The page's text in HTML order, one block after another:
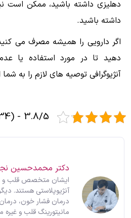
دهلیزی داشته باشید، ممکن است
داشته باشید.
اگر دارویی را همیشه مصرف می
دهید تا در مورد استفاده یا
آنژیوگرافی توصیه های لازم را به شما
3.8/5 - (34 امتیاز)
دکتر محمدحسین
ایشان متخصص قلب و
آنژیوپلاستی هستند.
درمان فشار خون،
مانیتورینگ قلب و